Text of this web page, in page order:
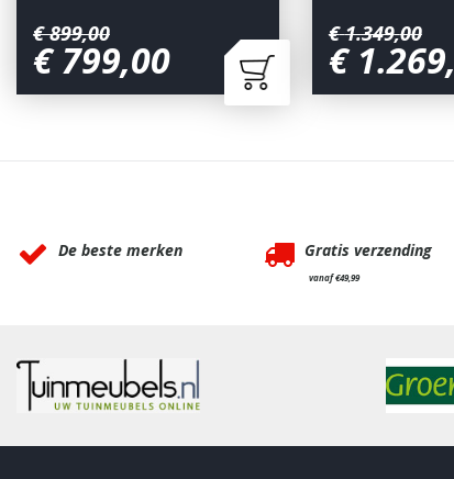
€ 899,00
€ 799,00
€ 1.349,00
€ 1.269,
De beste merken Gratis verzending
vanaf €49,99